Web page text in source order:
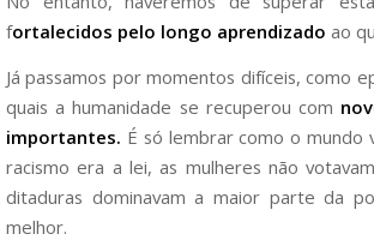
fortalecidos pelo longo aprendizado ao
Já passamos por momentos difíceis, como
quais a humanidade se recuperou com
importantes. É só lembrar como o mundo
racismo era a lei, as mulheres não
ditaduras dominavam a maior parte da
melhor.